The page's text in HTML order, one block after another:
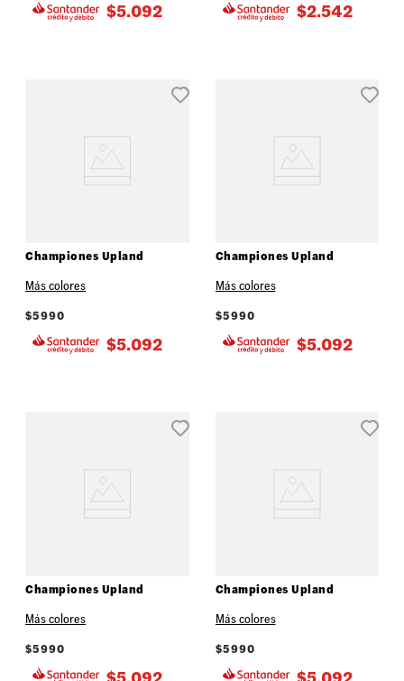
$5.092 $2.542
Championes Upland
Más colores
$5990
$5.092
Championes Upland
Más colores
$5990
$5.092
Championes Upland
Más colores
$5990
Championes Upland
Más colores
$5990